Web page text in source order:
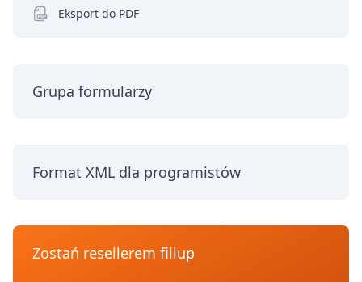
Eksport do PDF
Grupa formularzy
Format XML dla programistów
Zostań resellerem fillup